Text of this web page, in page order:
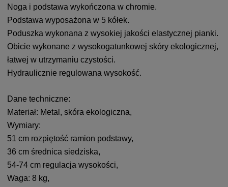
Noga i podstawa wykończona w chromie.
Podstawa wyposażona w 5 kółek.
Poduszka wykonana z wysokiej jakości elastycznej pianki.
Obicie wykonane z wysokogatunkowej skóry ekologicznej,
łatwej w utrzymaniu czystości.
Hydraulicznie regulowana wysokość.
Dane techniczne:
Materiał: Metal, skóra ekologiczna,
Wymiary:
51 cm rozpiętość ramion podstawy,
36 cm średnica siedziska,
54-74 cm regulacja wysokości,
Waga: 8 kg,